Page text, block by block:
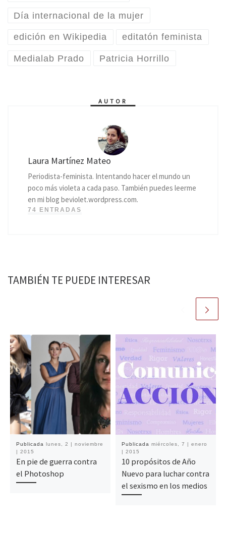
Día internacional de la mujer
edición en Wikipedia editatón feminista
Medialab Prado Patricia Horrillo
AUTOR
Laura Martínez Mateo
Periodista-feminista. Intentando hacer el mundo un
poco más violeta a cada paso. También puedes leerme
en mi blog beviolet.wordpress.com.
74 ENTRADAS
TAMBIÉN TE PUEDE INTERESAR
Publicada
lunes, 2 | noviembre
| 2015
En pie de guerra contra
el Photoshop
Publicada miércoles, 7 | enero
| 2015
10 propósitos de Año
Nuevo para luchar contra
el sexismo en los medios